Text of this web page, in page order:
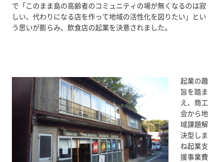
で「このまま島の高齢者のコミュニティの場が無くなるのは寂
しい、代わりになる店を作って地域の活性化を図りたい」とい
う思いが膨らみ、飲食店の起業を決意されました。
起業の趣
旨を踏ま
え、商工
会から地
域課題解
決型しま
ね起業支
援事業費